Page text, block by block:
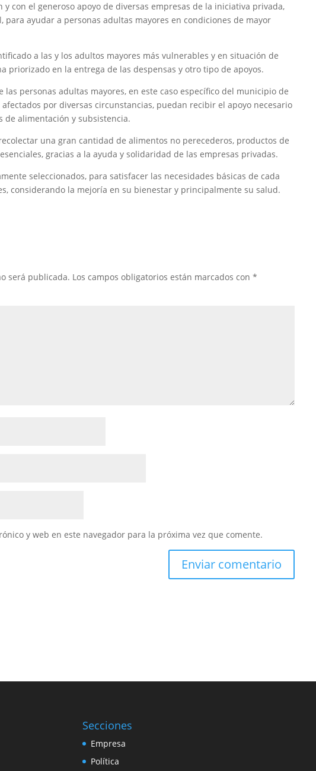
con el generoso apoyo de diversas empresas de la iniciativa privada,
para ayudar a personas adultas mayores en condiciones de mayor
a las y los adultos mayores más vulnerables y en situación de
priorizado en la entrega de las despensas y otro tipo de apoyos.
personas adultas mayores, en este caso específico del municipio de
por diversas circunstancias, puedan recibir el apoyo necesario
de alimentación y subsistencia.
una gran cantidad de alimentos no perecederos, productos de
gracias a la ayuda y solidaridad de las empresas privadas.
seleccionados, para satisfacer las necesidades básicas de cada
considerando la mejoría en su bienestar y principalmente su salud.
será publicada. Los campos obligatorios están marcados con*
y web en este navegador para la próxima vez que comente.
Secciones
Empresa
Política